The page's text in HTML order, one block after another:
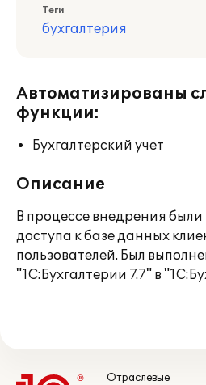
Теги
бухгалтерия
Автоматизированы
функции:
Бухгалтерский учет
Описание
В процессе внедрения
доступа к базе данных
пользователей. Был
"1С:Бухгалтерии 7.7" в
Отраслевые